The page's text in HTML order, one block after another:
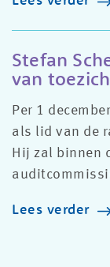
Stefan
van
Per 1
als lid van de
Hij zal binnen
Lees verder